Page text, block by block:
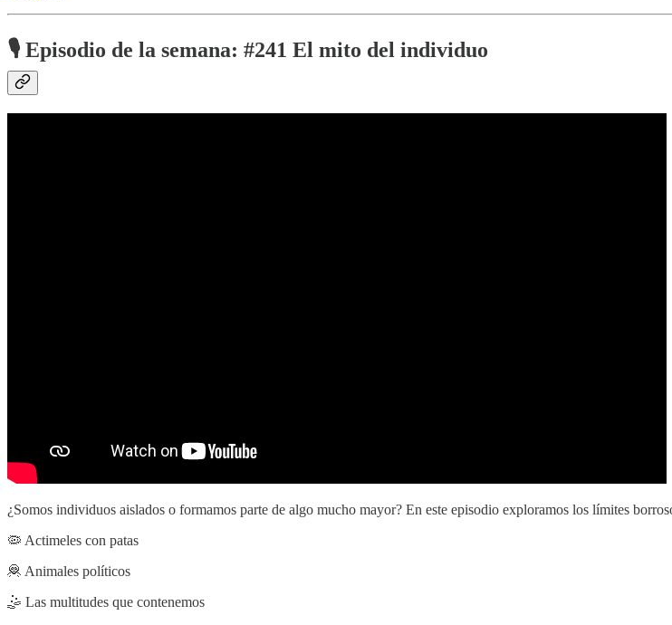
🎙️ Episodio de la semana: #241 El mito del individuo
¿Somos individuos aislados o formamos parte de algo mucho mayor? En este episodio exploramos los límites
🦠 Actimeles con patas
🦧 Animales políticos
🤹 Las multitudes que contenemos